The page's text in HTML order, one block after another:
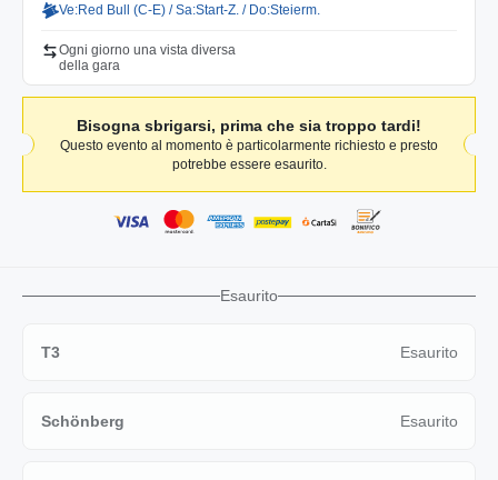
Ve:Red Bull (C-E) / Sa:Start-Z. / Do:Steierm.
Ogni giorno una vista diversa
della gara
Bisogna sbrigarsi, prima che sia troppo tardi!
Questo evento al momento è particolarmente richiesto e presto
potrebbe essere esaurito.
Esaurito
T3 Esaurito
Schönberg Esaurito